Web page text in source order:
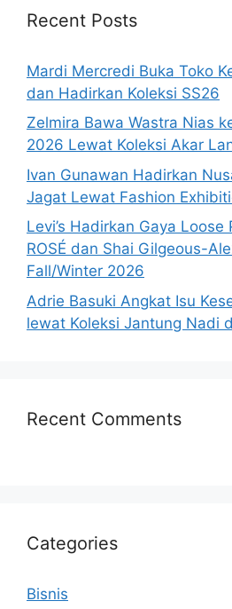
Recent Posts
Mardi Mercredi Buka Toko
dan Hadirkan Koleksi SS26
Zelmira Bawa Wastra Nias
2026 Lewat Koleksi Akar
Ivan Gunawan Hadirkan
Jagat Lewat Fashion
Levi’s Hadirkan Gaya Loose
ROSÉ dan Shai Gilgeous-
Fall/Winter 2026
Adrie Basuki Angkat Isu
lewat Koleksi Jantung Nadi
Recent Comments
Categories
Bisnis